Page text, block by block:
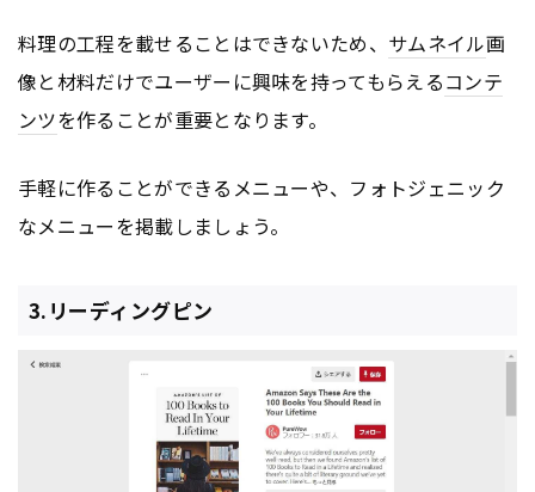
料理の工程を載せることはできないため、 サムネイル画
像と材料だけでユーザーに興味を持ってもらえるコンテ
ンツを作ることが重要となります。
手軽に作ることができるメニューや、フォトジェニック
なメニューを掲載しましょう。
3.リーディングピン